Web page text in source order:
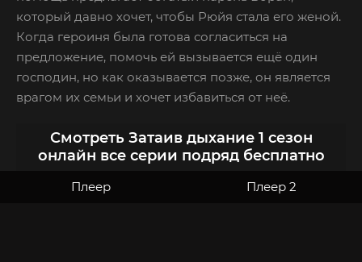
который давно хочет, чтобы Рюйя стала его женой.
Когда героиня была готова согласиться на
предложение, помочь ей вызывается ещё один
господин, но как оказывается позже, он является
врагом их семьи и хочет избавиться от неё.
Смотреть Затаив дыхание 1 сезон
онлайн все серии подряд бесплатно
Плеер Плеер 2